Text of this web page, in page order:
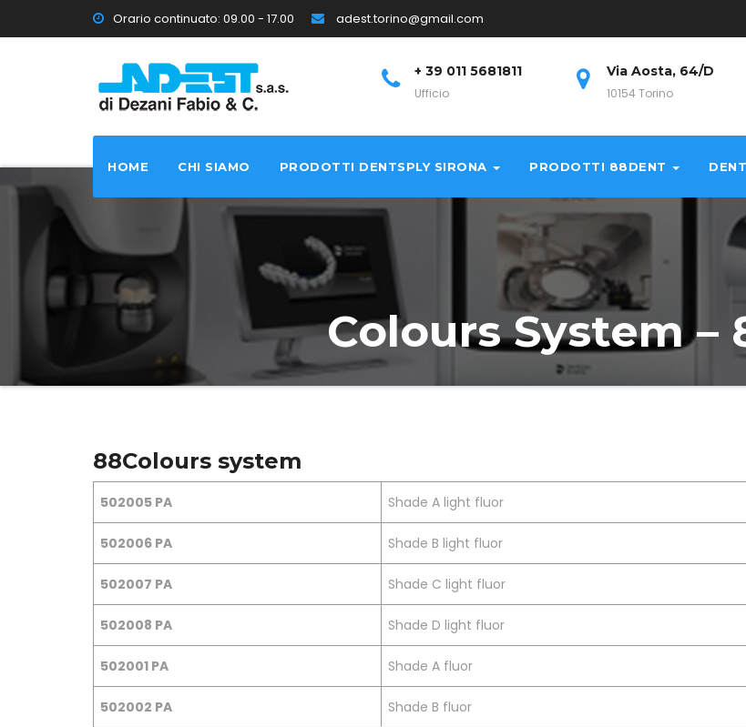
Orario continuato: 09.00 - 17.00 adest.torino@gmail.com
+ 39 011 5681811
Ufficio
Via Aosta, 64/D
10154 Torino
HOME CHI SIAMO PRODOTTI DENTSPLY SIRONA PRODOTTI 88DENT
Colours System –
88Colours system
502005 PA Shade A light fluor
502006 PA Shade B light fluor
502007 PA Shade C light fluor
502008 PA Shade D light fluor
502001 PA Shade A fluor
502002 PA Shade B fluor